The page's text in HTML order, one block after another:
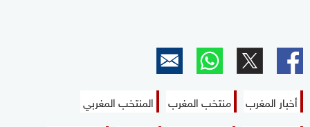
أخبار المغرب منتخب المغرب
المنتخب المغربي